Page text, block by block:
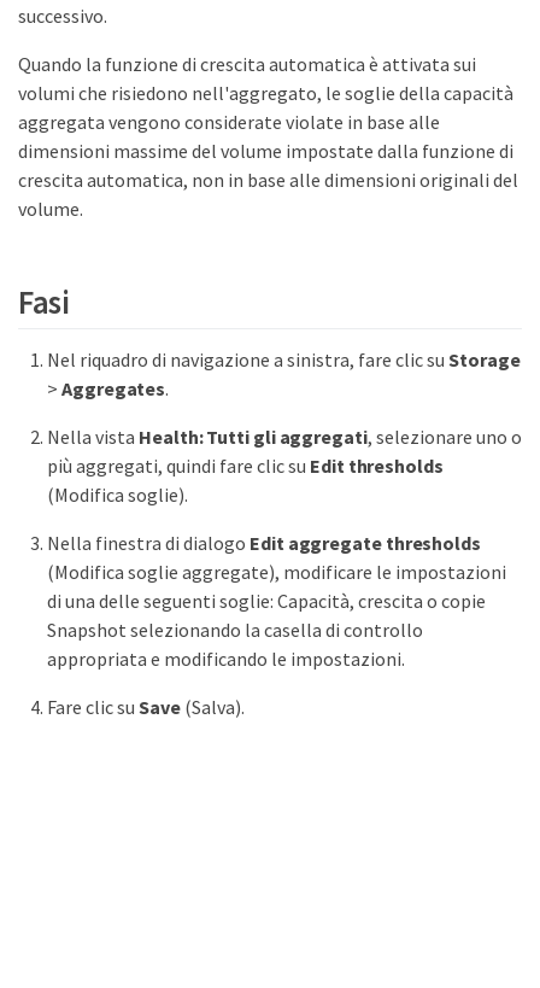
successivo.
Quando la funzione di crescita automatica è attivata sui
volumi che risiedono nell'aggregato, le soglie della capacità
aggregata vengono considerate violate in base alle
dimensioni massime del volume impostate dalla funzione di
crescita automatica, non in base alle dimensioni originali del
volume.
Fasi
Nel riquadro di navigazione a sinistra, fare clic su Storage
> Aggregates.
Nella vista Health: Tutti gli aggregati, selezionare uno o
più aggregati, quindi fare clic su Edit thresholds
(Modifica soglie).
Nella finestra di dialogo Edit aggregate thresholds
(Modifica soglie aggregate), modificare le impostazioni
di una delle seguenti soglie: Capacità, crescita o copie
Snapshot selezionando la casella di controllo
appropriata e modificando le impostazioni.
Fare clic su Save(Salva).